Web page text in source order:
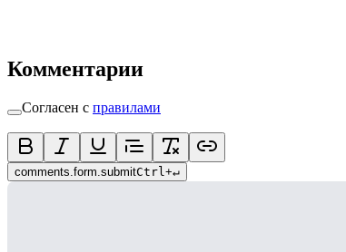
Комментарии
Согласен с правилами
comments.form.submitCtrl +↵